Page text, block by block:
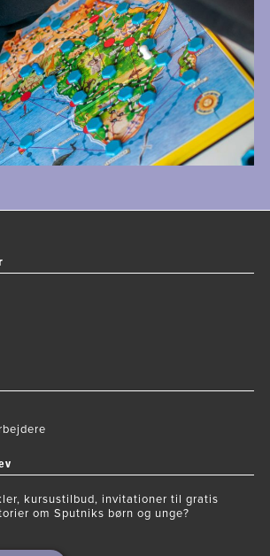
kursustilbud, invitationer til gratis
om Sputniks børn og unge?